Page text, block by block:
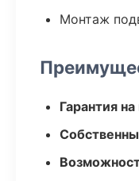
Монтаж
Гарантия